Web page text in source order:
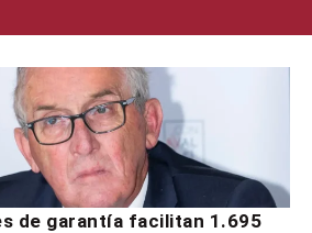
de garantía facilitan 1.695